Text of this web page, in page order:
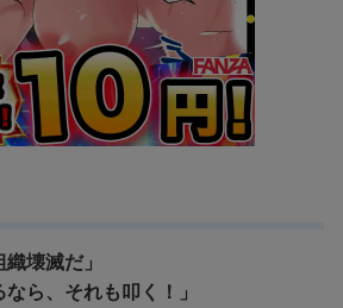
壊滅だ」
なら、それも叩く！」